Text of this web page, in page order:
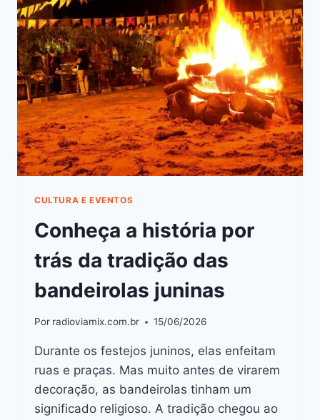
CULTURA E EVENTOS
Conheça a história por
trás da tradição das
bandeirolas juninas
Por radioviamix.com.br 15/06/2026
Durante os festejos juninos, elas enfeitam
ruas e praças. Mas muito antes de virarem
decoração, as bandeirolas tinham um
significado religioso. A tradição chegou ao